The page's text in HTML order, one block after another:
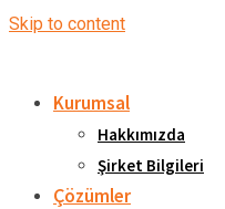
Skip to content
Kurumsal
Hakkımızda
Şirket Bilgileri
Çözümler